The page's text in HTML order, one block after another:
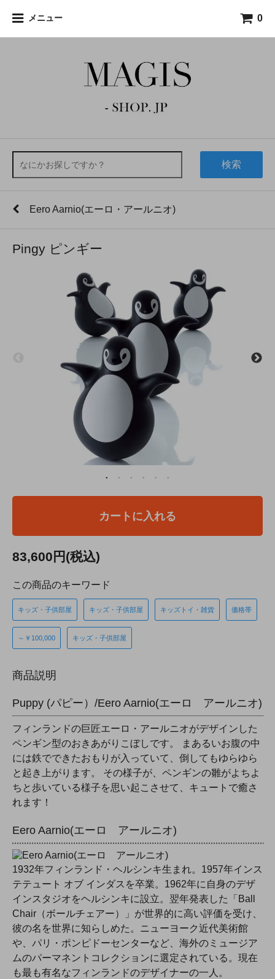
メニュー 0
検索
Eero Aarnio(エーロ・アールニオ)
Pingy ピンギー
カートに入れる
83,600円(税込)
この商品のキーワード
キッズ・子供部屋 キッズ・子供部屋 キッズトイ・雑貨 価格帯
～￥100,000 キッズ・子供部屋
商品説明
Puppy (パピー）/Eero Aarnio(エーロ アールニオ)
フィンランドの巨匠エーロ・アールニオがデザインした
ペンギン型のおきあがりこぼしです。 まあるいお腹の中
には鉄でできたおもりが入っていて、倒してもゆらゆら
と起き上がります。 その様子が、ペンギンの雛がよちよ
ちと歩いている様子を思い起こさせて、キュートで癒さ
れます！
Eero Aarnio(エーロ アールニオ)
1932年フィンランド・ヘルシンキ生まれ。1957年インス
テテュート オブ インダスを卒業。1962年に自身のデザ
インスタジオをヘルシンキに設立。翌年発表した「Ball
Chair（ボールチェアー）」が世界的に高い評価を受け、
彼の名を世界に知らしめた。ニューヨーク近代美術館
や、パリ・ポンピドーセンターなど、海外のミュージア
ムのパーマネントコレクションに選定されている。現在
も最も有名なフィンランドのデザイナーの一人。